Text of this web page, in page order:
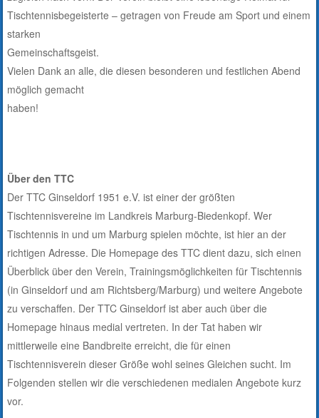
Tischtennisbegeisterte – getragen von Freude am Sport und einem
starken
Gemeinschaftsgeist.
Vielen Dank an alle, die diesen besonderen und festlichen Abend
möglich gemacht
haben!
Über den TTC
Der TTC Ginseldorf 1951 e.V. ist einer der größten
Tischtennisvereine im Landkreis Marburg-Biedenkopf. Wer
Tischtennis in und um Marburg spielen möchte, ist hier an der
richtigen Adresse. Die Homepage des TTC dient dazu, sich einen
Überblick über den Verein, Trainingsmöglichkeiten für Tischtennis
(in Ginseldorf und am Richtsberg/Marburg) und weitere Angebote
zu verschaffen. Der TTC Ginseldorf ist aber auch über die
Homepage hinaus medial vertreten. In der Tat haben wir
mittlerweile eine Bandbreite erreicht, die für einen
Tischtennisverein dieser Größe wohl seines Gleichen sucht. Im
Folgenden stellen wir die verschiedenen medialen Angebote kurz
vor.